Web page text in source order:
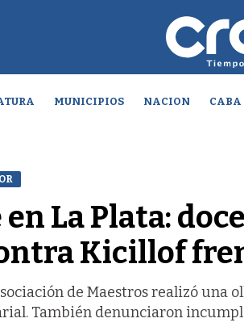
MUNICIPIOS NACION CABA
La Plata:
Kicillof
de Maestros realizó una
También denunciaron